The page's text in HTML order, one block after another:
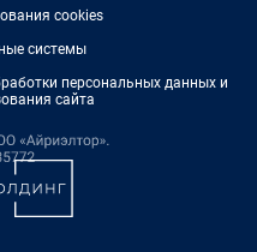
cookies
системы
персональных данных и
сайта